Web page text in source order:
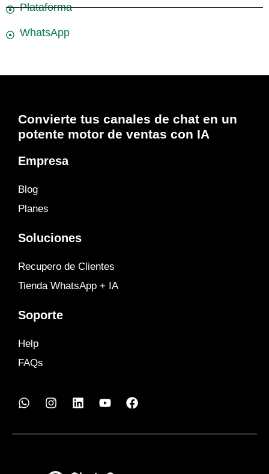
Plataforma
WhatsApp
Convierte tus canales de chat en un
potente motor de ventas con IA
Empresa
Blog
Planes
Soluciones
Recupero de Clientes
Tienda WhatsApp + IA
Soporte
Help
FAQs